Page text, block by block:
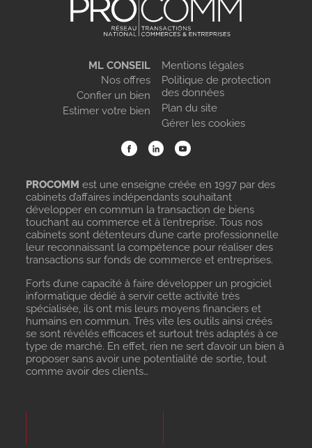
ML CONSEIL
Nos offres
Confier un bien
Estimer votre bien
Mentions légales
Politique de protection
des données
Plan du site
Gérer les cookies
PROCOMM est une enseigne créée en 1997 par des
cabinets d’affaires indépendants souhaitant
développer en commun la transaction de biens
touchant au commerce et à l’entreprise. Tous nos
cabinets sont détenteurs d’une carte professionnelle
leur reconnaissant la compétence pour réaliser des
transactions sur fonds de commerce et entreprises.
Forts d’une capacité à faire développer un progiciel
informatique dédié à servir cette activité très
spécialisée, ils ont mis leurs moyens financiers et
humains en commun. Très vite les outils ainsi créés
se sont révélés efficaces et surtout très adaptés à ce
type de marché. En effet, rien ne sert d’avoir un bien à
proposer sans avoir une potentialité de sortie, tout
comme avoir des clients…